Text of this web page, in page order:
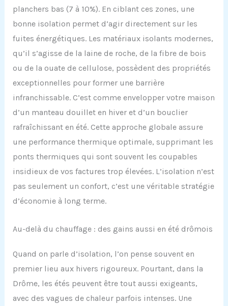
planchers bas (7 à 10%). En ciblant ces zones, une
bonne isolation permet d’agir directement sur les
fuites énergétiques. Les matériaux isolants modernes,
qu’il s’agisse de la laine de roche, de la fibre de bois
ou de la ouate de cellulose, possèdent des propriétés
exceptionnelles pour former une barrière
infranchissable. C’est comme envelopper votre maison
d’un manteau douillet en hiver et d’un bouclier
rafraîchissant en été. Cette approche globale assure
une performance thermique optimale, supprimant les
ponts thermiques qui sont souvent les coupables
insidieux de vos factures trop élevées. L’isolation n’est
pas seulement un confort, c’est une véritable stratégie
d’économie à long terme.
Au-delà du chauffage : des gains aussi en été drômois
Quand on parle d’isolation, l’on pense souvent en
premier lieu aux hivers rigoureux. Pourtant, dans la
Drôme, les étés peuvent être tout aussi exigeants,
avec des vagues de chaleur parfois intenses. Une